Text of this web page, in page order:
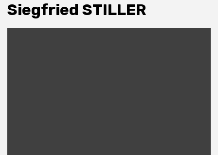
Siegfried STILLER